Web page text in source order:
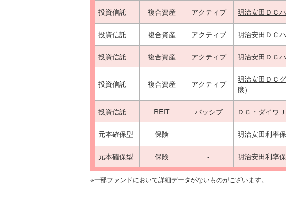
投資信託 複合資産 アクティブ 明治安田ＤＣ
投資信託 複合資産 アクティブ 明治安田ＤＣ
投資信託 複合資産 アクティブ 明治安田ＤＣ
投資信託 複合資産 アクティブ
明治安田ＤＣ
穣）
投資信託 REIT パッシブ ＤＣ・ダイワ
元本確保型 保険 - 明治安田利率
元本確保型 保険 - 明治安田利率
※一部ファンドにおいて詳細データがないものがございます。